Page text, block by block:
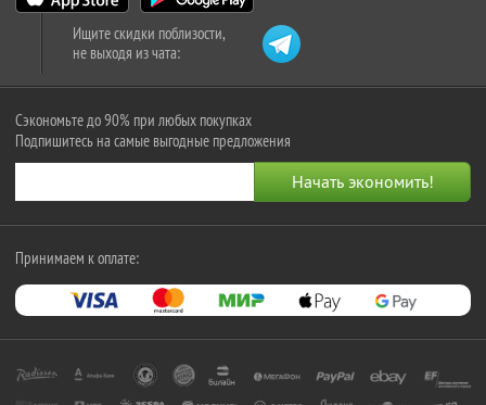
Ищите скидки поблизости,
не выходя из чата:
Сэкономьте до 90% при любых покупках
Подпишитесь на самые выгодные предложения
Принимаем к оплате: